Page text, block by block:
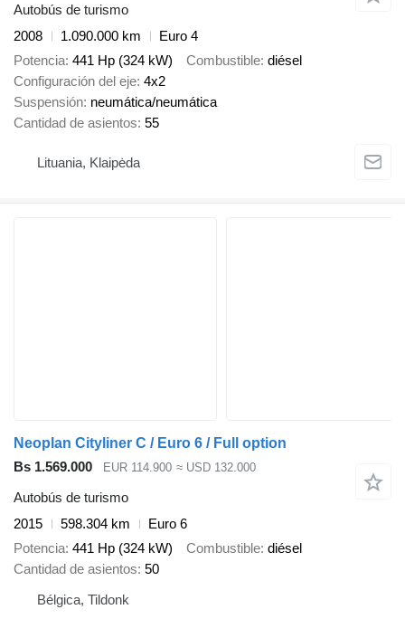
Autobús de turismo
2008
1.090.000 km
Euro 4
Potencia 441 Hp (324 kW) Combustible diésel
Configuración del eje 4x2
Suspensión neumática/neumática
Cantidad de asientos 55
Lituania, Klaipėda
Neoplan Cityliner C / Euro 6 / Full option
Bs 1.569.000
EUR 114.900 ≈ USD 132.000
Autobús de turismo
2015
598.304 km
Euro 6
Potencia 441 Hp (324 kW) Combustible diésel
Cantidad de asientos 50
Bélgica, Tildonk